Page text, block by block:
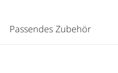
Passendes Zubehör